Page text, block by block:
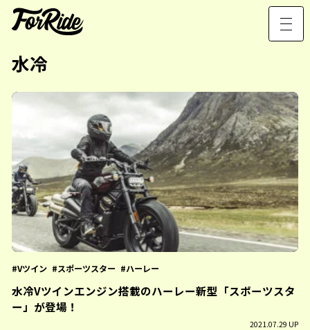
水冷
Vツイン スポーツスター ハーレー
水冷Vツインエンジン搭載のハーレー新型「スポーツスタ
ー」が登場！
2021.07.29 UP